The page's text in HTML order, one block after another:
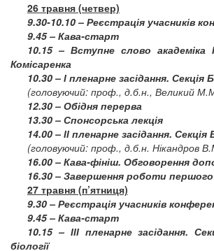
26 травня (четвер)
9.30-10.10 – Реєстрація учасників
9.45 – Кава-старт
10.15 – Вступне слово
Комісаренка
10.30 – І пленарне засідання. Секція
(головуючий: проф., д.б.н., Великий
12.30 – Обідня перерва
13.30 – Спонсорська лекція
14.00 – ІІ пленарне засідання. Секція
(головуючий: проф., д.б.н. Нікандров
16.00 – Кава-фініш. Обговорення
16.30 – Завершення роботи першого
27 травня (п’ятниця)
9.30 – Реєстрація учасників
9.45 – Кава-старт
10.15 – ІІІ пленарне засідання.
біології